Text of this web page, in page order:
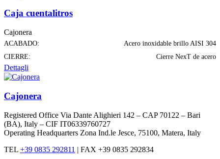
Caja cuentalitros
Cajonera
ACABADO:
Acero inoxidable brillo AISI 304
CIERRE:
Cierre NexT de acero
Dettagli
Cajonera
Registered Office Via Dante Alighieri 142 – CAP 70122 – Bari
(BA), Italy – CIF IT06339760727
Operating Headquarters Zona Ind.le Jesce, 75100, Matera, Italy
TEL +39 0835 292811 | FAX +39 0835 292834